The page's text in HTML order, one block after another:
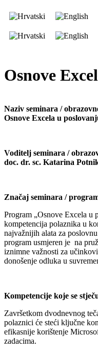
Osnove
Naziv seminara /
Osnove Excela u
Voditelj seminara /
doc. dr. sc. Katarina
Značaj seminara /
Program „Osnove Excela u
kompetencija polaznika u
najvažnijih alata za
program usmjeren je na
iznimne važnosti za
donošenje odluka u
Kompetencije koje se
Završetkom dvodnevnog
polaznici će steći ključne
efikasnije korištenje
zadacima.